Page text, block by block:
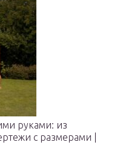
руками: из
с размерами |